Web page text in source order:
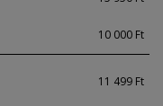
10 000 Ft
11 499 Ft